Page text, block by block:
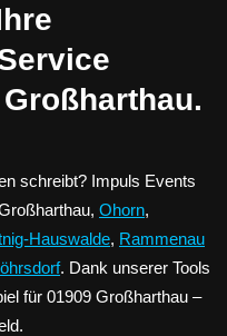
schreibt? Impuls Events
Ohorn,
Hauswalde, Rammenau
. Dank unserer Tools
für 01909 Großharthau –